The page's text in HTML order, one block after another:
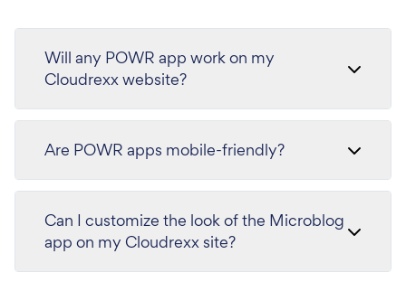
Will any POWR app work on my
Cloudrexx website?
Are POWR apps mobile-friendly?
Can I customize the look of the Microblog
app on my Cloudrexx site?